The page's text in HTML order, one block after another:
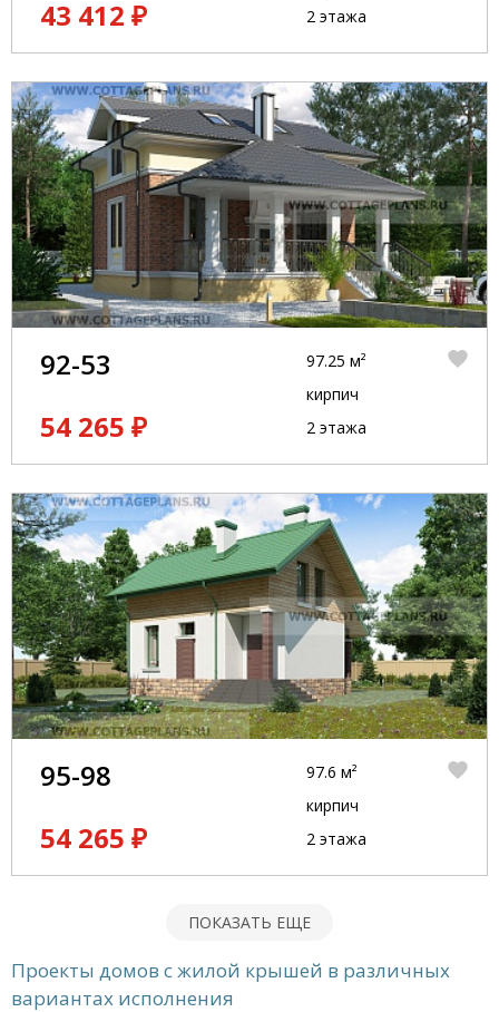
43 412 ₽
2 этажа
92-53
54 265 ₽
97.25 м²
кирпич
2 этажа
95-98
54 265 ₽
97.6 м²
кирпич
2 этажа
ПОКАЗАТЬ ЕЩЕ
Проекты домов с жилой крышей в различных
вариантах исполнения